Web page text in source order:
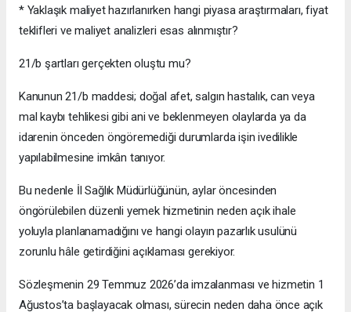
* Yaklaşık maliyet hazırlanırken hangi piyasa araştırmaları, fiyat
teklifleri ve maliyet analizleri esas alınmıştır?
21/b şartları gerçekten oluştu mu?
Kanunun 21/b maddesi; doğal afet, salgın hastalık, can veya
mal kaybı tehlikesi gibi ani ve beklenmeyen olaylarda ya da
idarenin önceden öngöremediği durumlarda işin ivedilikle
yapılabilmesine imkân tanıyor.
Bu nedenle İl Sağlık Müdürlüğünün, aylar öncesinden
öngörülebilen düzenli yemek hizmetinin neden açık ihale
yoluyla planlanamadığını ve hangi olayın pazarlık usulünü
zorunlu hâle getirdiğini açıklaması gerekiyor.
Sözleşmenin 29 Temmuz 2026’da imzalanması ve hizmetin 1
Ağustos’ta başlayacak olması, sürecin neden daha önce açık